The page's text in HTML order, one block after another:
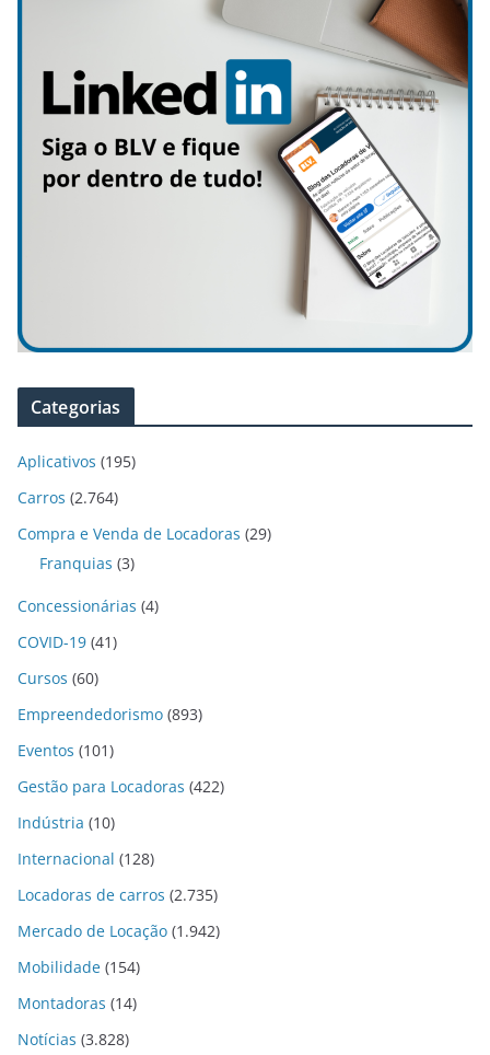
Categorias
Aplicativos (195)
Carros (2.764)
Compra e Venda de Locadoras (29)
Franquias (3)
Concessionárias (4)
COVID-19 (41)
Cursos (60)
Empreendedorismo (893)
Eventos (101)
Gestão para Locadoras (422)
Indústria (10)
Internacional (128)
Locadoras de carros (2.735)
Mercado de Locação (1.942)
Mobilidade (154)
Montadoras (14)
Notícias (3.828)